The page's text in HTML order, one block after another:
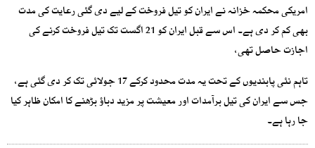
امریکی محکمہ خزانہ نے ایران کو تیل فروخت کے لیے دی گئی رعایت کی مدت
بھی کم کر دی ہے۔ اس سے قبل ایران کو 21 اگست تک تیل فروخت کرنے کی
اجازت حاصل تھی،
تاہم نئی پابندیوں کے تحت یہ مدت محدود کرکے 17 جولائی تک کر دی گئی ہے،
جس سے ایران کی تیل برآمدات اور معیشت پر مزید دباؤ بڑھنے کا امکان ظاہر کیا
جا رہا ہے۔